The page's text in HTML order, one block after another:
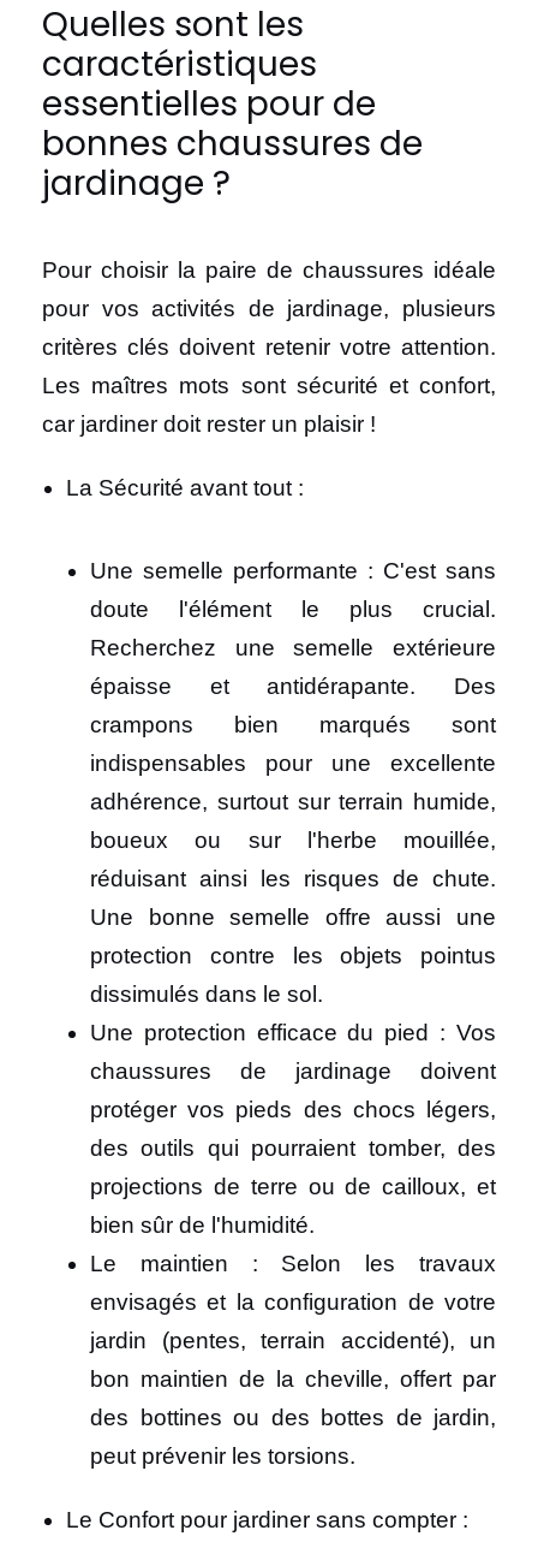
Quelles sont les
caractéristiques
essentielles pour de
bonnes chaussures de
jardinage ?
Pour choisir la paire de chaussures idéale
pour vos activités de jardinage, plusieurs
critères clés doivent retenir votre attention.
Les maîtres mots sont sécurité et confort,
car jardiner doit rester un plaisir !
La Sécurité avant tout :
Une semelle performante : C'est sans
doute l'élément le plus crucial.
Recherchez une semelle extérieure
épaisse et antidérapante. Des
crampons bien marqués sont
indispensables pour une excellente
adhérence, surtout sur terrain humide,
boueux ou sur l'herbe mouillée,
réduisant ainsi les risques de chute.
Une bonne semelle offre aussi une
protection contre les objets pointus
dissimulés dans le sol.
Une protection efficace du pied : Vos
chaussures de jardinage doivent
protéger vos pieds des chocs légers,
des outils qui pourraient tomber, des
projections de terre ou de cailloux, et
bien sûr de l'humidité.
Le maintien : Selon les travaux
envisagés et la configuration de votre
jardin (pentes, terrain accidenté), un
bon maintien de la cheville, offert par
des bottines ou des bottes de jardin,
peut prévenir les torsions.
Le Confort pour jardiner sans compter :